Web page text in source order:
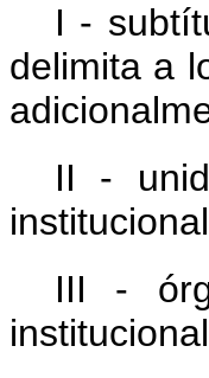
I -
delimita a
II -
III -